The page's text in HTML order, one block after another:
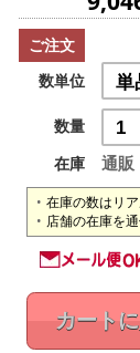
ご注文
数単位
数量
在庫
通販
在庫の数はリ
店舗の在庫を
カート